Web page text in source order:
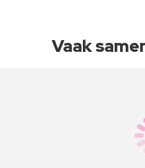
Vaak